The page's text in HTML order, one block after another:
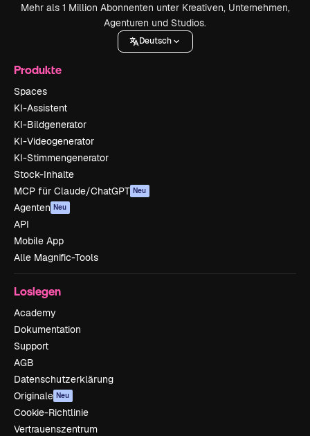
Mehr als 1 Million Abonnenten unter Kreativen, Unternehmen,
Agenturen und Studios.
Deutsch
Produkte
Spaces
KI-Assistent
KI-Bildgenerator
KI-Videogenerator
KI-Stimmengenerator
Stock-Inhalte
MCP für Claude/ChatGPT Neu
Agenten Neu
API
Mobile App
Alle Magnific-Tools
Loslegen
Academy
Dokumentation
Support
AGB
Datenschutzerklärung
Originale Neu
Cookie-Richtlinie
Vertrauenszentrum